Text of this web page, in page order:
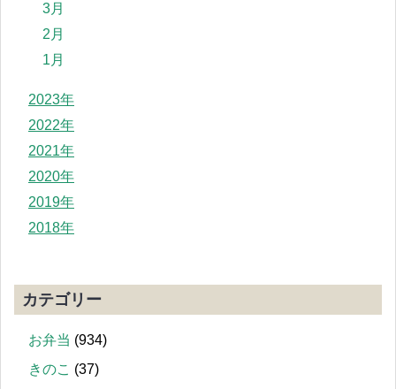
3月
2月
1月
2023年
2022年
2021年
2020年
2019年
2018年
カテゴリー
お弁当 (934)
きのこ (37)